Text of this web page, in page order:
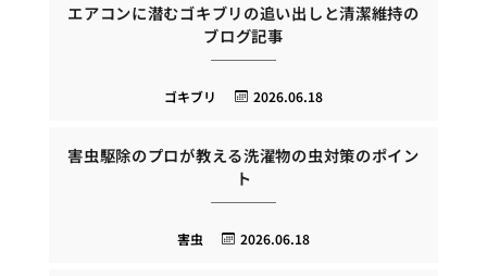
エアコンに潜むゴキブリの追い出しと清潔維持の
ブログ記事
2026.06.18
ゴキブリ
害虫駆除のプロが教える洗濯物の虫対策のポイン
ト
2026.06.18
害虫